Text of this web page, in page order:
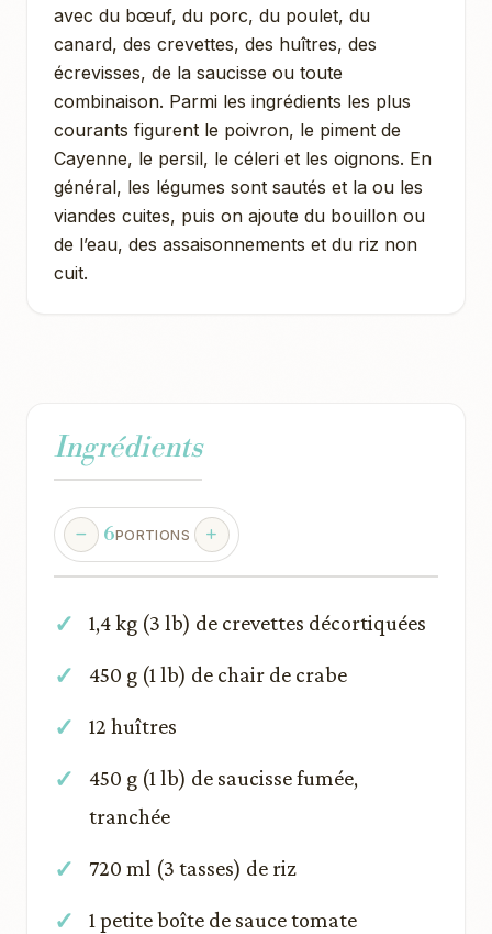
avec du bœuf, du porc, du poulet, du
canard, des crevettes, des huîtres, des
écrevisses, de la saucisse ou toute
combinaison. Parmi les ingrédients les plus
courants figurent le poivron, le piment de
Cayenne, le persil, le céleri et les oignons. En
général, les légumes sont sautés et la ou les
viandes cuites, puis on ajoute du bouillon ou
de l’eau, des assaisonnements et du riz non
cuit.
Ingrédients
6PORTIONS
1,4 kg (3 lb) de crevettes décortiquées
450 g (1 lb) de chair de crabe
12 huîtres
450 g (1 lb) de saucisse fumée,
tranchée
720 ml (3 tasses) de riz
1 petite boîte de sauce tomate